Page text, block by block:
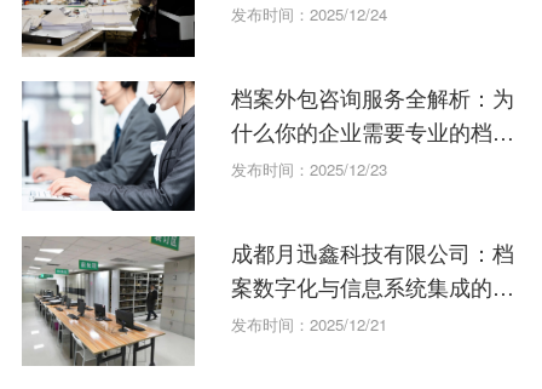
发布时间：2025/12/24
档案外包咨询服务全解析：为
什么你的企业需要专业的档案
管理系统服务？
发布时间：2025/12/23
成都月迅鑫科技有限公司：档
案数字化与信息系统集成的专
家解析
发布时间：2025/12/21